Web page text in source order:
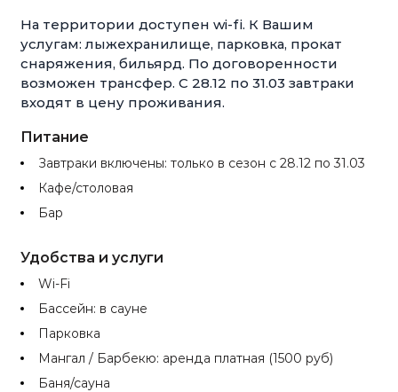
На территории доступен wi-fi. К Вашим
услугам: лыжехранилище, парковка, прокат
снаряжения, бильярд. По договоренности
возможен трансфер. С 28.12 по 31.03 завтраки
входят в цену проживания.
Питание
Завтраки включены: только в сезон с 28.12 по 31.03
Кафе/столовая
Бар
Удобства и услуги
Wi-Fi
Бассейн: в сауне
Парковка
Мангал / Барбекю: аренда платная (1500 руб)
Баня/сауна